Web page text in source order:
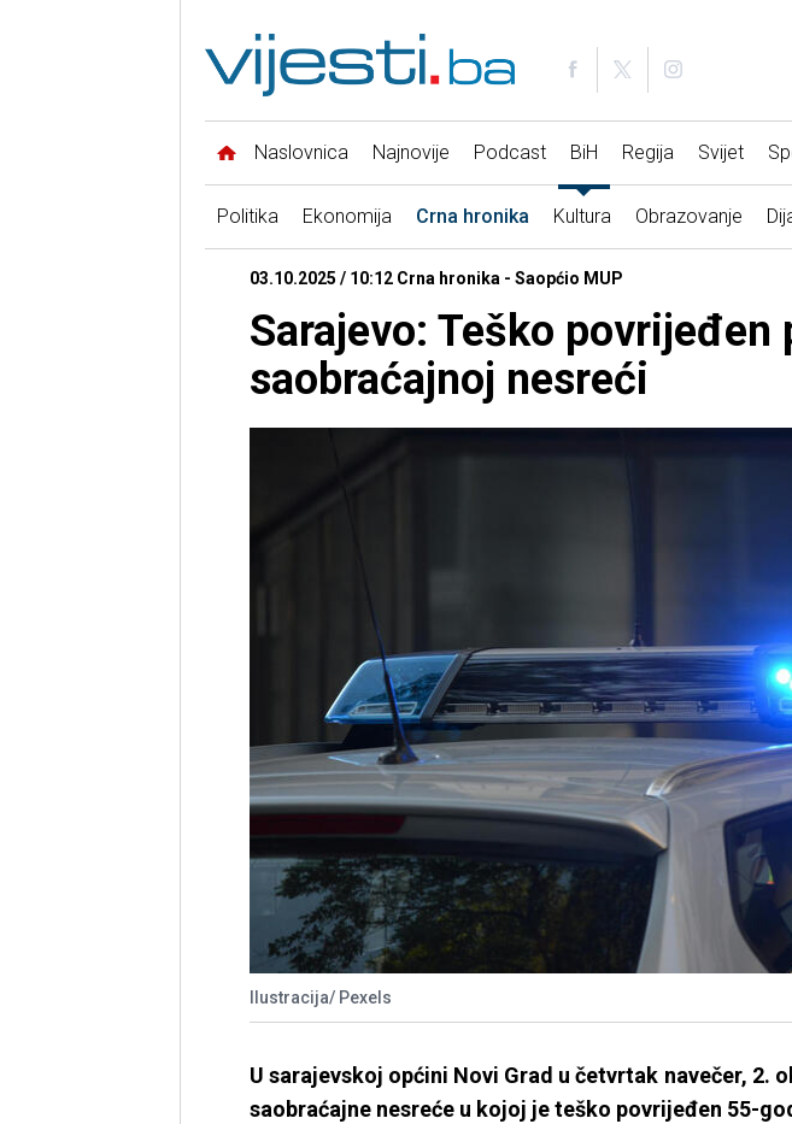
Naslovnica Najnovije Podcast BiH Regija Svijet
Politika Ekonomija Crna hronika Kultura Obrazovanje
03.10.2025 / 10:12 Crna hronika - Saopćio MUP
Sarajevo: Teško povrijeđen
saobraćajnoj nesreći
Ilustracija/ Pexels
U sarajevskoj općini Novi Grad u četvrtak navečer, 2.
saobraćajne nesreće u kojoj je teško povrijeđen 55-